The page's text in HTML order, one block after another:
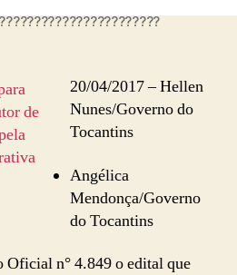
20/04/2017 – Hellen
Nunes/Governo do
Tocantins
Angélica
Mendonça/Governo
do Tocantins
n° 4.849 o edital que